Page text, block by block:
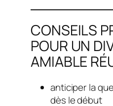
CONSEILS
POUR UN
AMIABLE
anticiper la
dès le début